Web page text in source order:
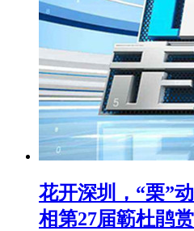
花开深圳，“栗”
相第27届簕杜鹃